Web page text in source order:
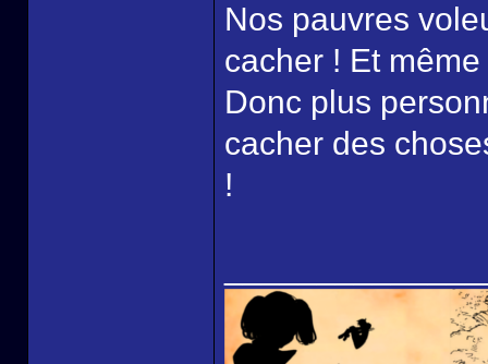
Nos pauvres
cacher ! Et
Donc plus
cacher des
!